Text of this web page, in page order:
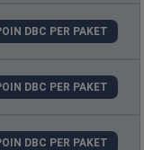
DBC PER PAKET
DBC PER PAKET
DBC PER PAKET